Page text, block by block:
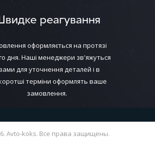
реагування
оформляється на протязі
дня. Наші менеджери зв'яжуться
для уточнення деталей і в
терміни оформлять ваше
замовлення.
Avto-koks. Все права защищены.